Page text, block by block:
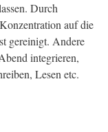
Durch
auf die
gereinigt. Andere
integrieren,
Lesen etc.